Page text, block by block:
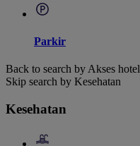
Parkir
Back to search by Akses hotel
Skip search by Kesehatan
Kesehatan